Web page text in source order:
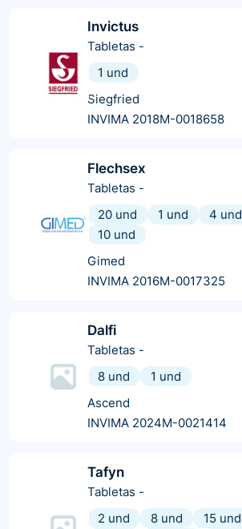
Invictus
Tabletas -
1 und
Siegfried
INVIMA 2018M-0018658
Flechsex
Tabletas -
20 und
1 und 4 und
10 und
Gimed
INVIMA 2016M-0017325
Dalfi
Tabletas -
8 und
1 und
Ascend
INVIMA 2024M-0021414
Tafyn
Tabletas -
2 und
8 und 15 und